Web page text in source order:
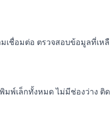
อมต่อ ตรวจสอบข้อมูลที่เหลือ
เล็กทั้งหมด ไม่มีช่องว่าง ติ